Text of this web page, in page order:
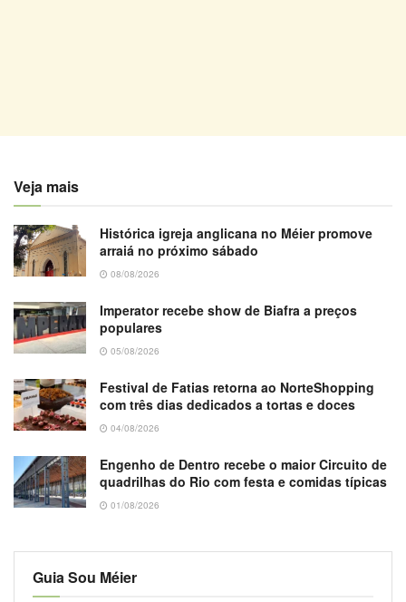
Veja mais
Histórica igreja anglicana no Méier promove
arraiá no próximo sábado
08/08/2026
Imperator recebe show de Biafra a preços
populares
05/08/2026
Festival de Fatias retorna ao NorteShopping
com três dias dedicados a tortas e doces
04/08/2026
Engenho de Dentro recebe o maior Circuito de
quadrilhas do Rio com festa e comidas típicas
01/08/2026
Guia Sou Méier